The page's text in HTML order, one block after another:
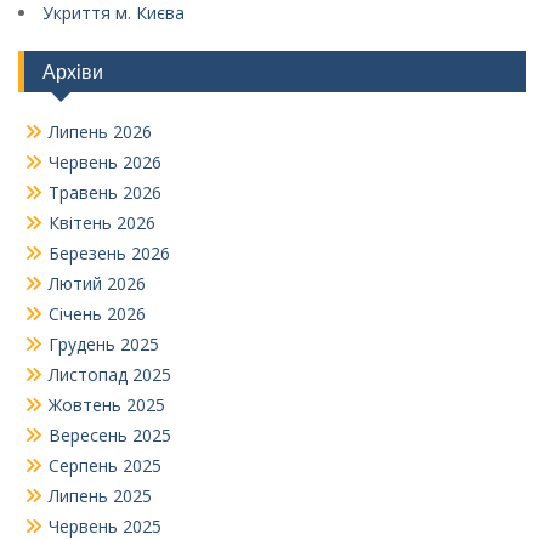
Укриття м. Києва
Архіви
Липень 2026
Червень 2026
Травень 2026
Квітень 2026
Березень 2026
Лютий 2026
Січень 2026
Грудень 2025
Листопад 2025
Жовтень 2025
Вересень 2025
Серпень 2025
Липень 2025
Червень 2025